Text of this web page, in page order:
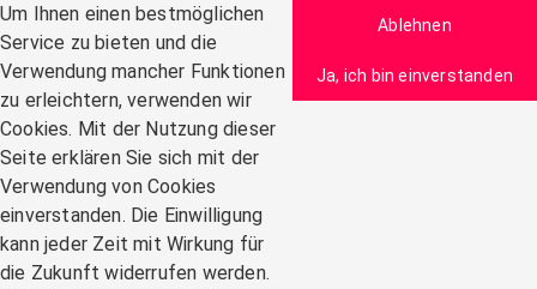
Um Ihnen einen bestmöglichen
Service zu bieten und die
Verwendung mancher Funktionen
zu erleichtern, verwenden wir
Cookies. Mit der Nutzung dieser
Seite erklären Sie sich mit der
Verwendung von Cookies
einverstanden. Die Einwilligung
kann jeder Zeit mit Wirkung für
die Zukunft widerrufen werden.
Ablehnen
Ja, ich bin einverstanden
Zum Inhalt
Navigation: